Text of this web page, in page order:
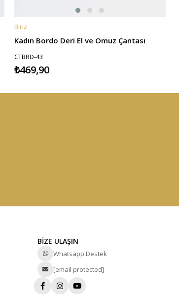
SEPETE EKLE
Biriz
Kadın Bordo Deri El ve Omuz Çantası
CTBRD-43
₺469,90
BİZE ULAŞIN
Whatsapp Destek
[email protected]